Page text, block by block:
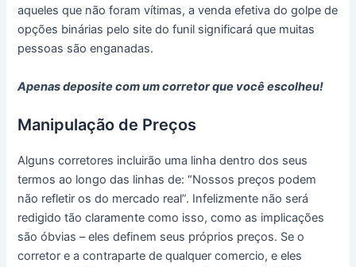
aqueles que não foram vítimas, a venda efetiva do golpe de
opções binárias pelo site do funil significará que muitas
pessoas são enganadas.
Apenas deposite com um corretor que você escolheu!
Manipulação de Preços
Alguns corretores incluirão uma linha dentro dos seus
termos ao longo das linhas de: “Nossos preços podem
não refletir os do mercado real”. Infelizmente não será
redigido tão claramente como isso, como as implicações
são óbvias – eles definem seus próprios preços. Se o
corretor e a contraparte de qualquer comercio, e eles